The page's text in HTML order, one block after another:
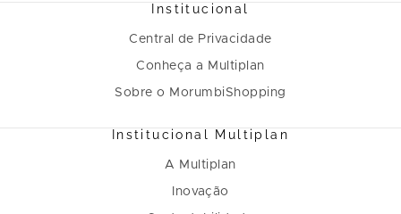
Institucional
Central de Privacidade
Conheça a Multiplan
Sobre o MorumbiShopping
Institucional Multiplan
A Multiplan
Inovação